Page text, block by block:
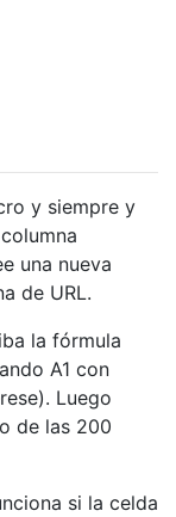
y siempre y
una nueva
de URL.
la fórmula
A1 con
Luego
de las 200
si la celda